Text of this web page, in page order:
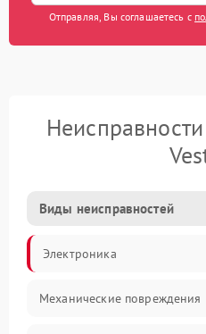
Отправляя, Вы соглашаетесь с
Виды неисправностей
Электроника
Механические повреждения